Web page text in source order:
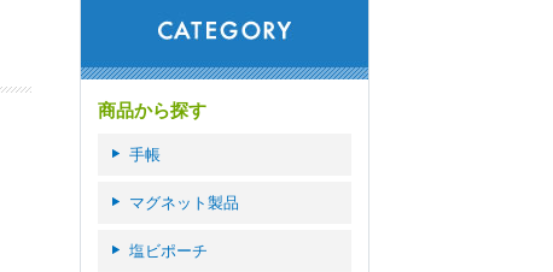
商品から探す
手帳
マグネット製品
塩ビポーチ